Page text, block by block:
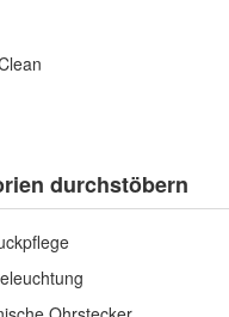
durchstöbern